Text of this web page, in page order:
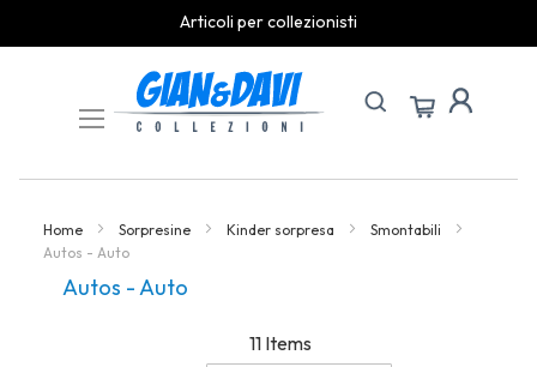
Articoli per collezionisti
Content
Home Sorpresine Kinder sorpresa
Smontabili
Autos - Auto
Autos - Auto
11 Items